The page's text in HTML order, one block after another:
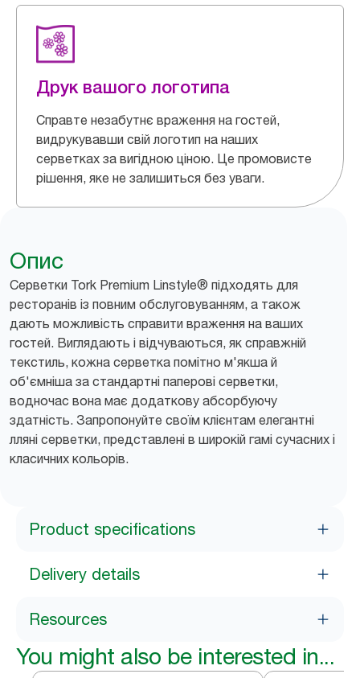
Друк вашого логотипа
Справте незабутнє враження на гостей,
видрукувавши свій логотип на наших
серветках за вигідною ціною. Це промовисте
рішення, яке не залишиться без уваги.
Опис
Серветки Tork Premium Linstyle® підходять для
ресторанів із повним обслуговуванням, а також
дають можливість справити враження на ваших
гостей. Виглядають і відчуваються, як справжній
текстиль, кожна серветка помітно м'якша й
об'ємніша за стандартні паперові серветки,
водночас вона має додаткову абсорбуючу
здатність. Запропонуйте своїм клієнтам елегантні
лляні серветки, представлені в широкій гамі сучасних і
класичних кольорів.
Product specifications
Delivery details
Resources
You might also be interested in...